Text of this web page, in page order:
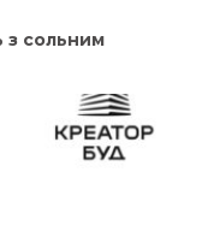
з сольним